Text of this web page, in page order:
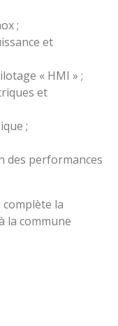
;
et
« HMI » ;
et
;
des performances
la
la commune